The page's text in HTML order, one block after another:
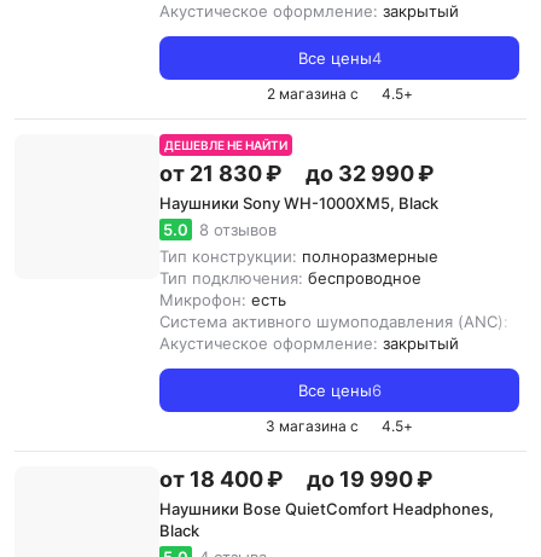
Акустическое оформление: закрытый
Все цены4
2 магазина с 4.5+
ДЕШЕВЛЕ НЕ НАЙТИ
от 21 830 ₽ до 32 990 ₽
Наушники Sony WH-1000XM5, Black
5.0
8 отзывов
Тип конструкции: полноразмерные
Тип подключения: беспроводное
Микрофон: есть
Система активного шумоподавления (ANC):
Акустическое оформление: закрытый
Все цены6
3 магазина с 4.5+
от 18 400 ₽ до 19 990 ₽
Наушники Bose QuietComfort Headphones,
Black